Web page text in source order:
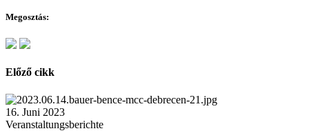
Megosztás:
Előző cikk
16. Juni 2023
Veranstaltungsberichte